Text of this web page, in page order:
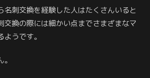
名刺交換を経験した人はたくさんいると
交換の際には細かい点までさまざまなマ
うです。